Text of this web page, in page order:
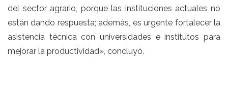
del sector agrario, porque las instituciones actuales no
están dando respuesta; además, es urgente fortalecer la
asistencia técnica con universidades e institutos para
mejorar la productividad», concluyó.